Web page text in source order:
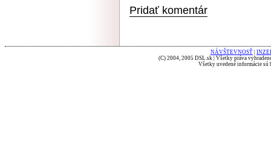
Pridať komentár
NÁVŠTEVNOSŤ
(C) 2004, 2005 DSL.sk | Všetky práva
Všetky uvedené informácie sú